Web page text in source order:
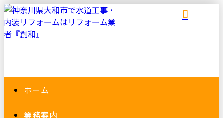
ホーム
業務案内